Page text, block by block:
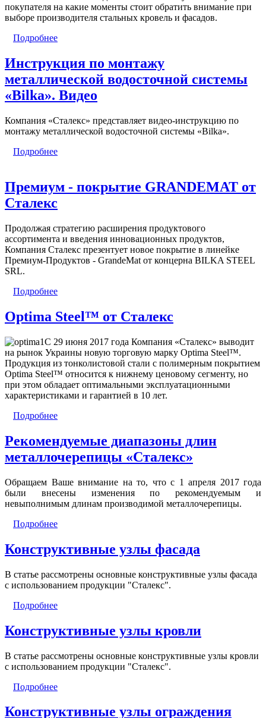
покупателя на какие моменты стоит обратить внимание при
выборе производителя стальных кровель и фасадов.
Подробнее
Инструкция по монтажу
металлической водосточной системы
«Bilka». Видео
Компания «Сталекс» представляет видео-инструкцию по
монтажу металлической водосточной системы «Bilka».
Подробнее
Премиум - покрытие GRANDEMAT от
Сталекс
Продолжая стратегию расширения продуктового
ассортимента и введения инновационных продуктов,
Компания Сталекс презентует новое покрытие в линейке
Премиум-Продуктов - GrandeMat от концерна BILKA STEEL
SRL.
Подробнее
Optima Steel™ от Сталекс
С 29 июня 2017 года Компания «Сталекс» выводит
на рынок Украины новую торговую марку Optima Steel™.
Продукция из тонколистовой стали с полимерным покрытием
Optima Steel™ относится к нижнему ценовому сегменту, но
при этом обладает оптимальными эксплуатационными
характеристиками и гарантией в 10 лет.
Подробнее
Рекомендуемые диапазоны длин
металлочерепицы «Сталекс»
Обращаем Ваше внимание на то, что с 1 апреля 2017 года
были внесены изменения по рекомендуемым и
невыполнимым длинам производимой металлочерепицы.
Подробнее
Конструктивные узлы фасада
В статье рассмотрены основные конструктивные узлы фасада
с использованием продукции "Сталекс".
Подробнее
Конструктивные узлы кровли
В статье рассмотрены основные конструктивные узлы кровли
с использованием продукции "Сталекс".
Подробнее
Конструктивные узлы ограждения